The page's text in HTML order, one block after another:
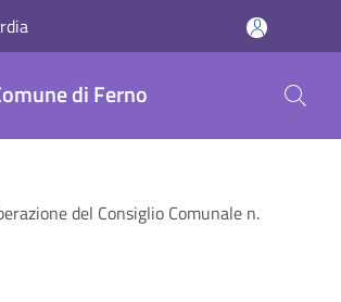
di Ferno
del Consiglio Comunale n.